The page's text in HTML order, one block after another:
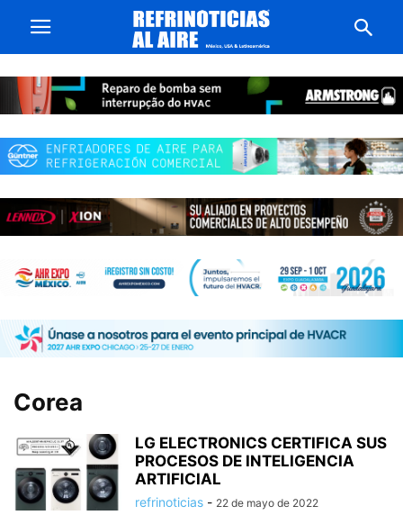
Corea
LG ELECTRONICS CERTIFICA SUS
PROCESOS DE INTELIGENCIA
ARTIFICIAL
refrinoticias - 22 de mayo de 2022